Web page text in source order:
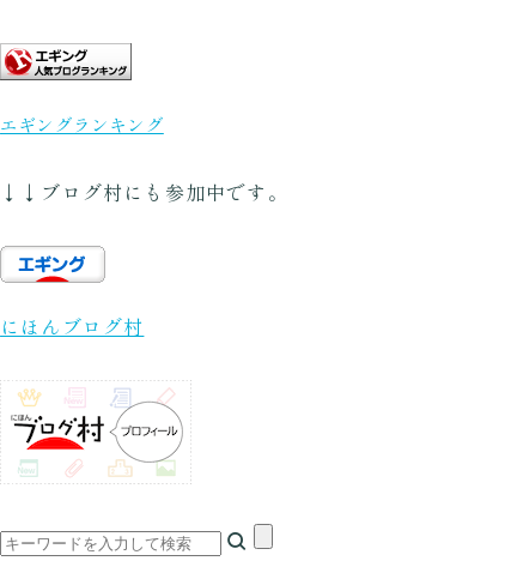
エギングランキング
↓↓ブログ村にも参加中です。
にほんブログ村